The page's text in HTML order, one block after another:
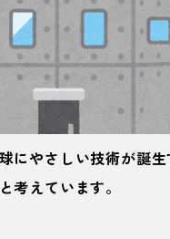
にやさしい技術が誕
考えています。